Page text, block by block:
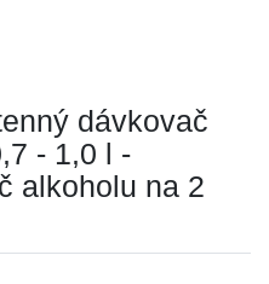
dávkovač
- 1,0 l -
alkoholu na 2